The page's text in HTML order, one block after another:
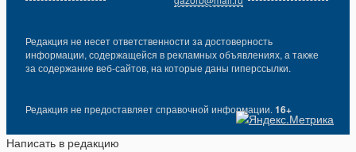
Редакция не несет ответственности за достоверность
информации, содержащейся в рекламных объявлениях, а также
за содержание веб-сайтов, на которые даны гиперссылки.
Редакция не предоставляет справочной информации. 16+
Написать в редакцию